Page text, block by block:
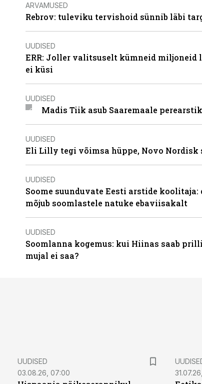
ARVAMUSED
Rebrov: tuleviku tervishoid sünnib läbi
UUDISED
ERR: Joller valitsuselt kümneid
ei küsi
UUDISED
Madis Tiik asub Saaremaale
UUDISED
Eli Lilly tegi võimsa hüppe, Novo Nordisk
UUDISED
Soome suunduvate Eesti arstide
mõjub soomlastele natuke ebaviisakalt
UUDISED
Soomlanna kogemus: kui Hiinas saab
mujal ei saa?
UUDISED
03.08.26, 07:00